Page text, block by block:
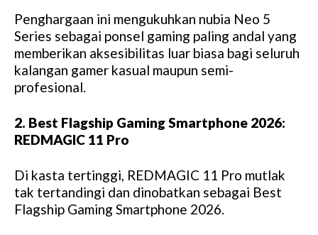
Penghargaan ini mengukuhkan nubia Neo 5
Series sebagai ponsel gaming paling andal yang
memberikan aksesibilitas luar biasa bagi seluruh
kalangan gamer kasual maupun semi-
profesional.
2. Best Flagship Gaming Smartphone 2026:
REDMAGIC 11 Pro
Di kasta tertinggi, REDMAGIC 11 Pro mutlak
tak tertandingi dan dinobatkan sebagai Best
Flagship Gaming Smartphone 2026.